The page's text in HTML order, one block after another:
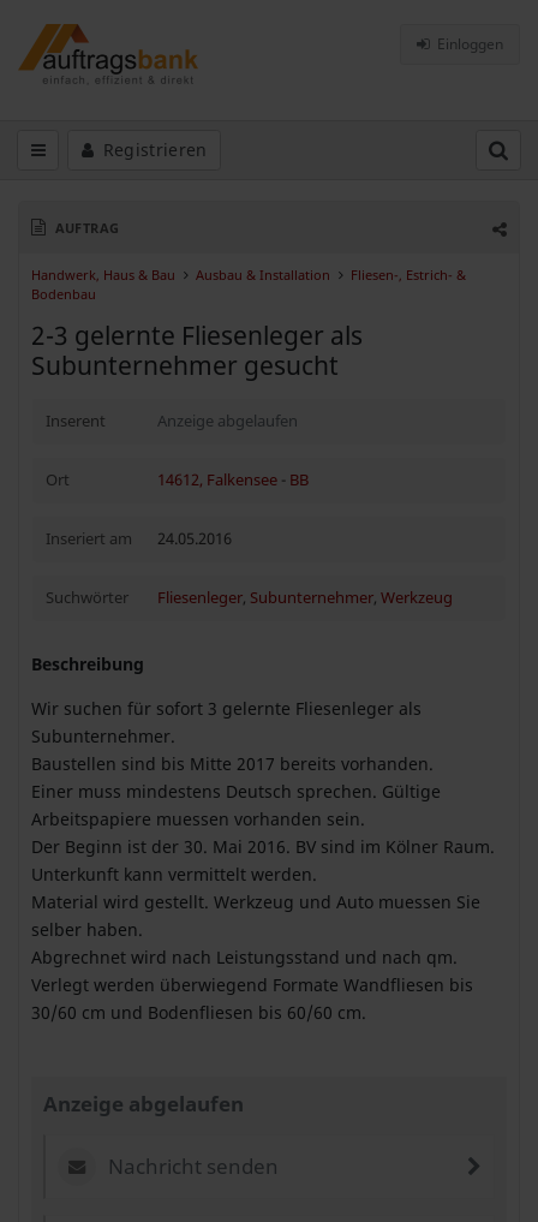
Einloggen
Registrieren
AUFTRAG
Handwerk, Haus & Bau Ausbau & Installation
Fliesen-, Estrich- &
Bodenbau
2-3 gelernte Fliesenleger als
Subunternehmer gesucht
Inserent Anzeige abgelaufen
Ort 14612, Falkensee - BB
Inseriert am 24.05.2016
Suchwörter Fliesenleger, Subunternehmer, Werkzeug
Beschreibung
Wir suchen für sofort 3 gelernte Fliesenleger als
Subunternehmer.
Baustellen sind bis Mitte 2017 bereits vorhanden.
Einer muss mindestens Deutsch sprechen. Gültige
Arbeitspapiere muessen vorhanden sein.
Der Beginn ist der 30. Mai 2016. BV sind im Kölner Raum.
Unterkunft kann vermittelt werden.
Material wird gestellt. Werkzeug und Auto muessen Sie
selber haben.
Abgrechnet wird nach Leistungsstand und nach qm.
Verlegt werden überwiegend Formate Wandfliesen bis
30/60 cm und Bodenfliesen bis 60/60 cm.
Anzeige abgelaufen
Nachricht senden